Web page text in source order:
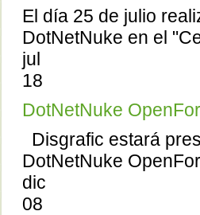
El día 25 de julio
DotNetNuke en el
jul
18
DotNetNuke
Disgrafic estará
DotNetNuke
dic
08